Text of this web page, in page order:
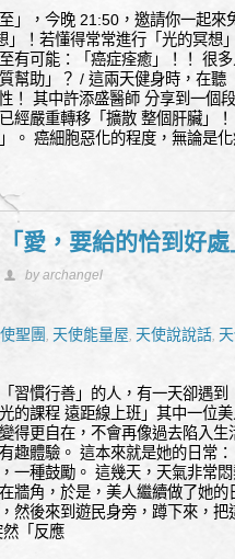
」，今晚 21:50，邀請你一起來
」！若懂得常常進行「光的冥想
有可能：「癌症痊癒」！！ 很
幫助」？ / 這兩天健身時，在
！ 其中許添盛醫師 分享到一個
經嚴重轉移「擴散 整個肝臟」
。 癌細胞惡化的程度，無論是
「愛，要給的恰到好
by archangel
聖團, 天使能量屋, 天使說說話,
習慣行善」的人，有一天卻遇
的課程 遠距線上班」其中一位
得更自在，不會再像過去陷入
趣體驗。 這本來就是她的日常
一種鼓勵。 這幾天，天氣非常
牆角，於是，美人繼續做了她
然後來到遊民身旁，蹲下來，
「反應